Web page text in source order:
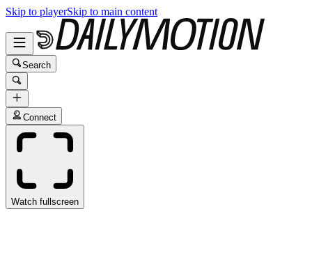
Skip to playerSkip to main content
Search
Connect
Watch fullscreen